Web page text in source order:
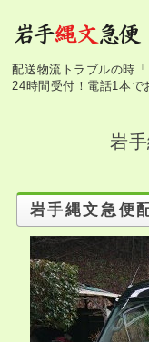
配送物流トラブルの時
24時間受付！電話1本で
簡易ミニ引越便
事業所案内
お問い合わせ
岩手
岩手縄文急便